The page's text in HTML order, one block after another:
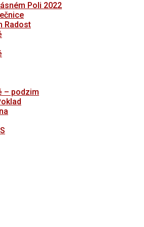
Poli 2022
Radost
– podzim